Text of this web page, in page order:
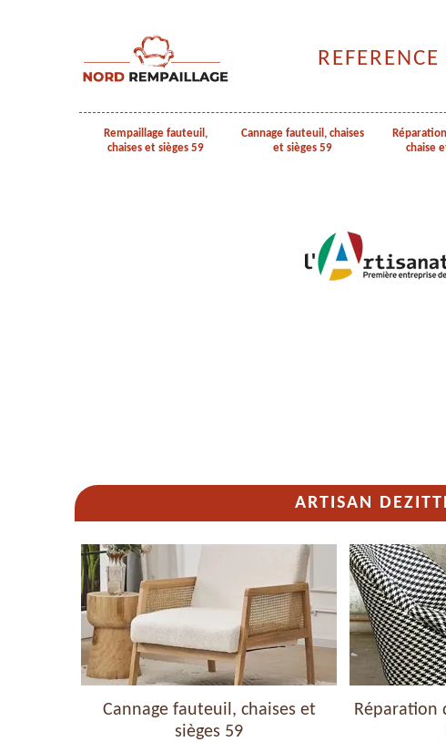
Rempaillage fauteuil,
chaises et sièges 59
Cannage fauteuil, chaises
et sièges 59
chaise
ARTISAN
Cannage fauteuil, chaises et
sièges 59
Réparation